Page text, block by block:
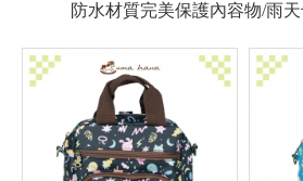
防水材質完美保護內容物/雨